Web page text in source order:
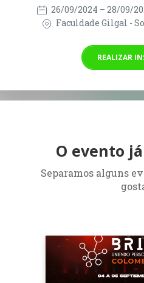
26/09/2024 – 28/09/
Faculdade Gilgal -
REALIZAR
O evento
Separamos alguns